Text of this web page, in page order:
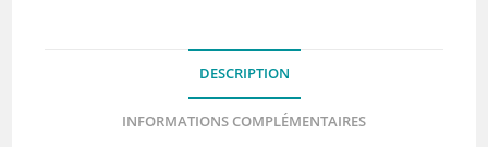
DESCRIPTION
INFORMATIONS COMPLÉMENTAIRES